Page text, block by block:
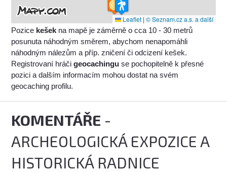
Leaflet | © Seznam.cz a.s. a další
Pozice kešek na mapě je záměrně o cca 10 - 30 metrů
posunuta náhodným směrem, abychom nenapomáhli
náhodným nálezům a příp. zničení či odcizení kešek.
Registrovaní hráčigeocachingu se pochopitelně k přesné
pozici a dalším informacím mohou dostat na svém
geocaching profilu.
KOMENTÁŘE -
ARCHEOLOGICKÁ EXPOZICE A
HISTORICKÁ RADNICE